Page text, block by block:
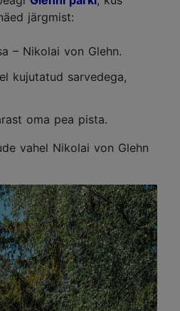
järgmist:
– Nikolai von Glehn.
kujutatud sarvedega,
oma pea pista.
vahel Nikolai von Glehn